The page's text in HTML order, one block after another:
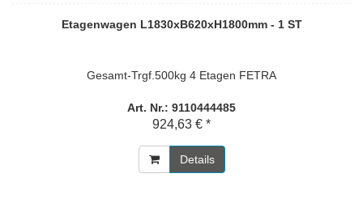
Etagenwagen L1830xB620xH1800mm - 1 ST
Gesamt-Trgf.500kg 4 Etagen FETRA
Art. Nr.: 9110444485
924,63 € *
Details